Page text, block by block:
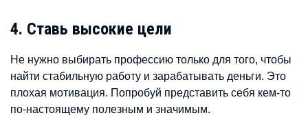
4. Ставь высокие цели
Не нужно выбирать профессию только для того, чтобы
найти стабильную работу и зарабатывать деньги. Это
плохая мотивация. Попробуй представить себя кем-то
по-настоящему полезным и значимым.